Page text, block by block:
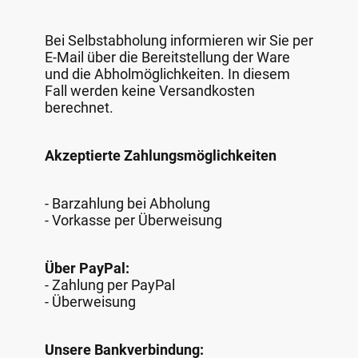
Bei Selbstabholung informieren wir Sie per
E-Mail über die Bereitstellung der Ware
und die Abholmöglichkeiten. In diesem
Fall werden keine Versandkosten
berechnet.
Akzeptierte Zahlungsmöglichkeiten
- Barzahlung bei Abholung
- Vorkasse per Überweisung
Über PayPal:
- Zahlung per PayPal
- Überweisung
Unsere Bankverbindung: